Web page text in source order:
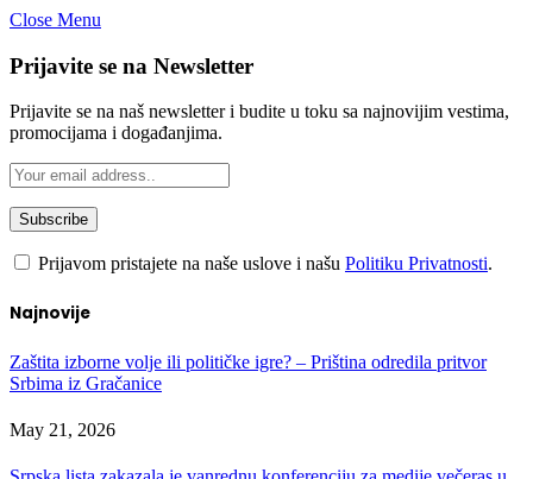
Close Menu
Prijavite se na Newsletter
Prijavite se na naš newsletter i budite u toku sa najnovijim vestima,
promocijama i događanjima.
Prijavom pristajete na naše uslove i našu Politiku Privatnosti.
Najnovije
Zaštita izborne volje ili političke igre? – Priština odredila pritvor
Srbima iz Gračanice
May 21, 2026